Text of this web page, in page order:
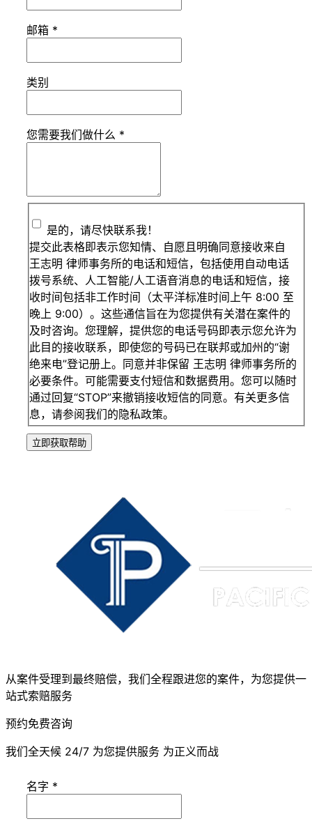
邮箱 *
类别
您需要我们做什么 *
是的，请尽快联系我！
提交此表格即表示您知情、自愿且明确同意接收来自
王志明 律师事务所的电话和短信，包括使用自动电话
拨号系统、人工智能/人工语音消息的电话和短信，接
收时间包括非工作时间（太平洋标准时间上午 8:00 至
晚上 9:00）。这些通信旨在为您提供有关潜在案件的
及时咨询。您理解，提供您的电话号码即表示您允许为
此目的接收联系，即使您的号码已在联邦或加州的“谢
绝来电”登记册上。同意并非保留 王志明 律师事务所的
必要条件。可能需要支付短信和数据费用。您可以随时
通过回复“STOP”来撤销接收短信的同意。有关更多信
息，请参阅我们的隐私政策。
立即获取帮助
从案件受理到最终赔偿，我们全程跟进您的案件，为您提供一
站式索赔服务
预约免费咨询
我们全天候 24/7 为您提供服务 为正义而战
名字 *